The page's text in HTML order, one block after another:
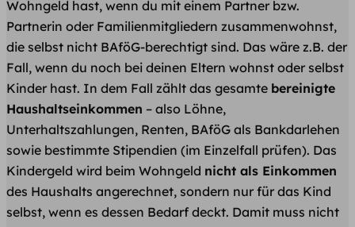
Wohngeld hast, wenn du mit einem Partner bzw.
Partnerin oder Familienmitgliedern zusammenwohnst,
die selbst nicht BAföG-berechtigt sind. Das wäre z.B. der
Fall, wenn du noch bei deinen Eltern wohnst oder selbst
Kinder hast. In dem Fall zählt das gesamte bereinigte
Haushaltseinkommen – also Löhne,
Unterhaltszahlungen, Renten, BAföG als Bankdarlehen
sowie bestimmte Stipendien (im Einzelfall prüfen). Das
Kindergeld wird beim Wohngeld nicht als Einkommen
des Haushalts angerechnet, sondern nur für das Kind
selbst, wenn es dessen Bedarf deckt. Damit muss nicht